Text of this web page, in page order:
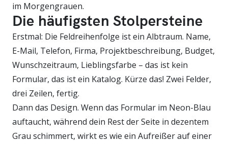
im Morgengrauen.
Die häufigsten Stolpersteine
Erstmal: Die Feldreihenfolge ist ein Albtraum. Name,
E-Mail, Telefon, Firma, Projektbeschreibung, Budget,
Wunschzeitraum, Lieblingsfarbe – das ist kein
Formular, das ist ein Katalog. Kürze das! Zwei Felder,
drei Zeilen, fertig.
Dann das Design. Wenn das Formular im Neon-Blau
auftaucht, während dein Rest der Seite in dezentem
Grau schimmert, wirkt es wie ein Aufreißer auf einer